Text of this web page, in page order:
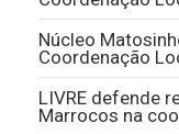
Núcleo
Coordenação
LIVRE defende
Marrocos na